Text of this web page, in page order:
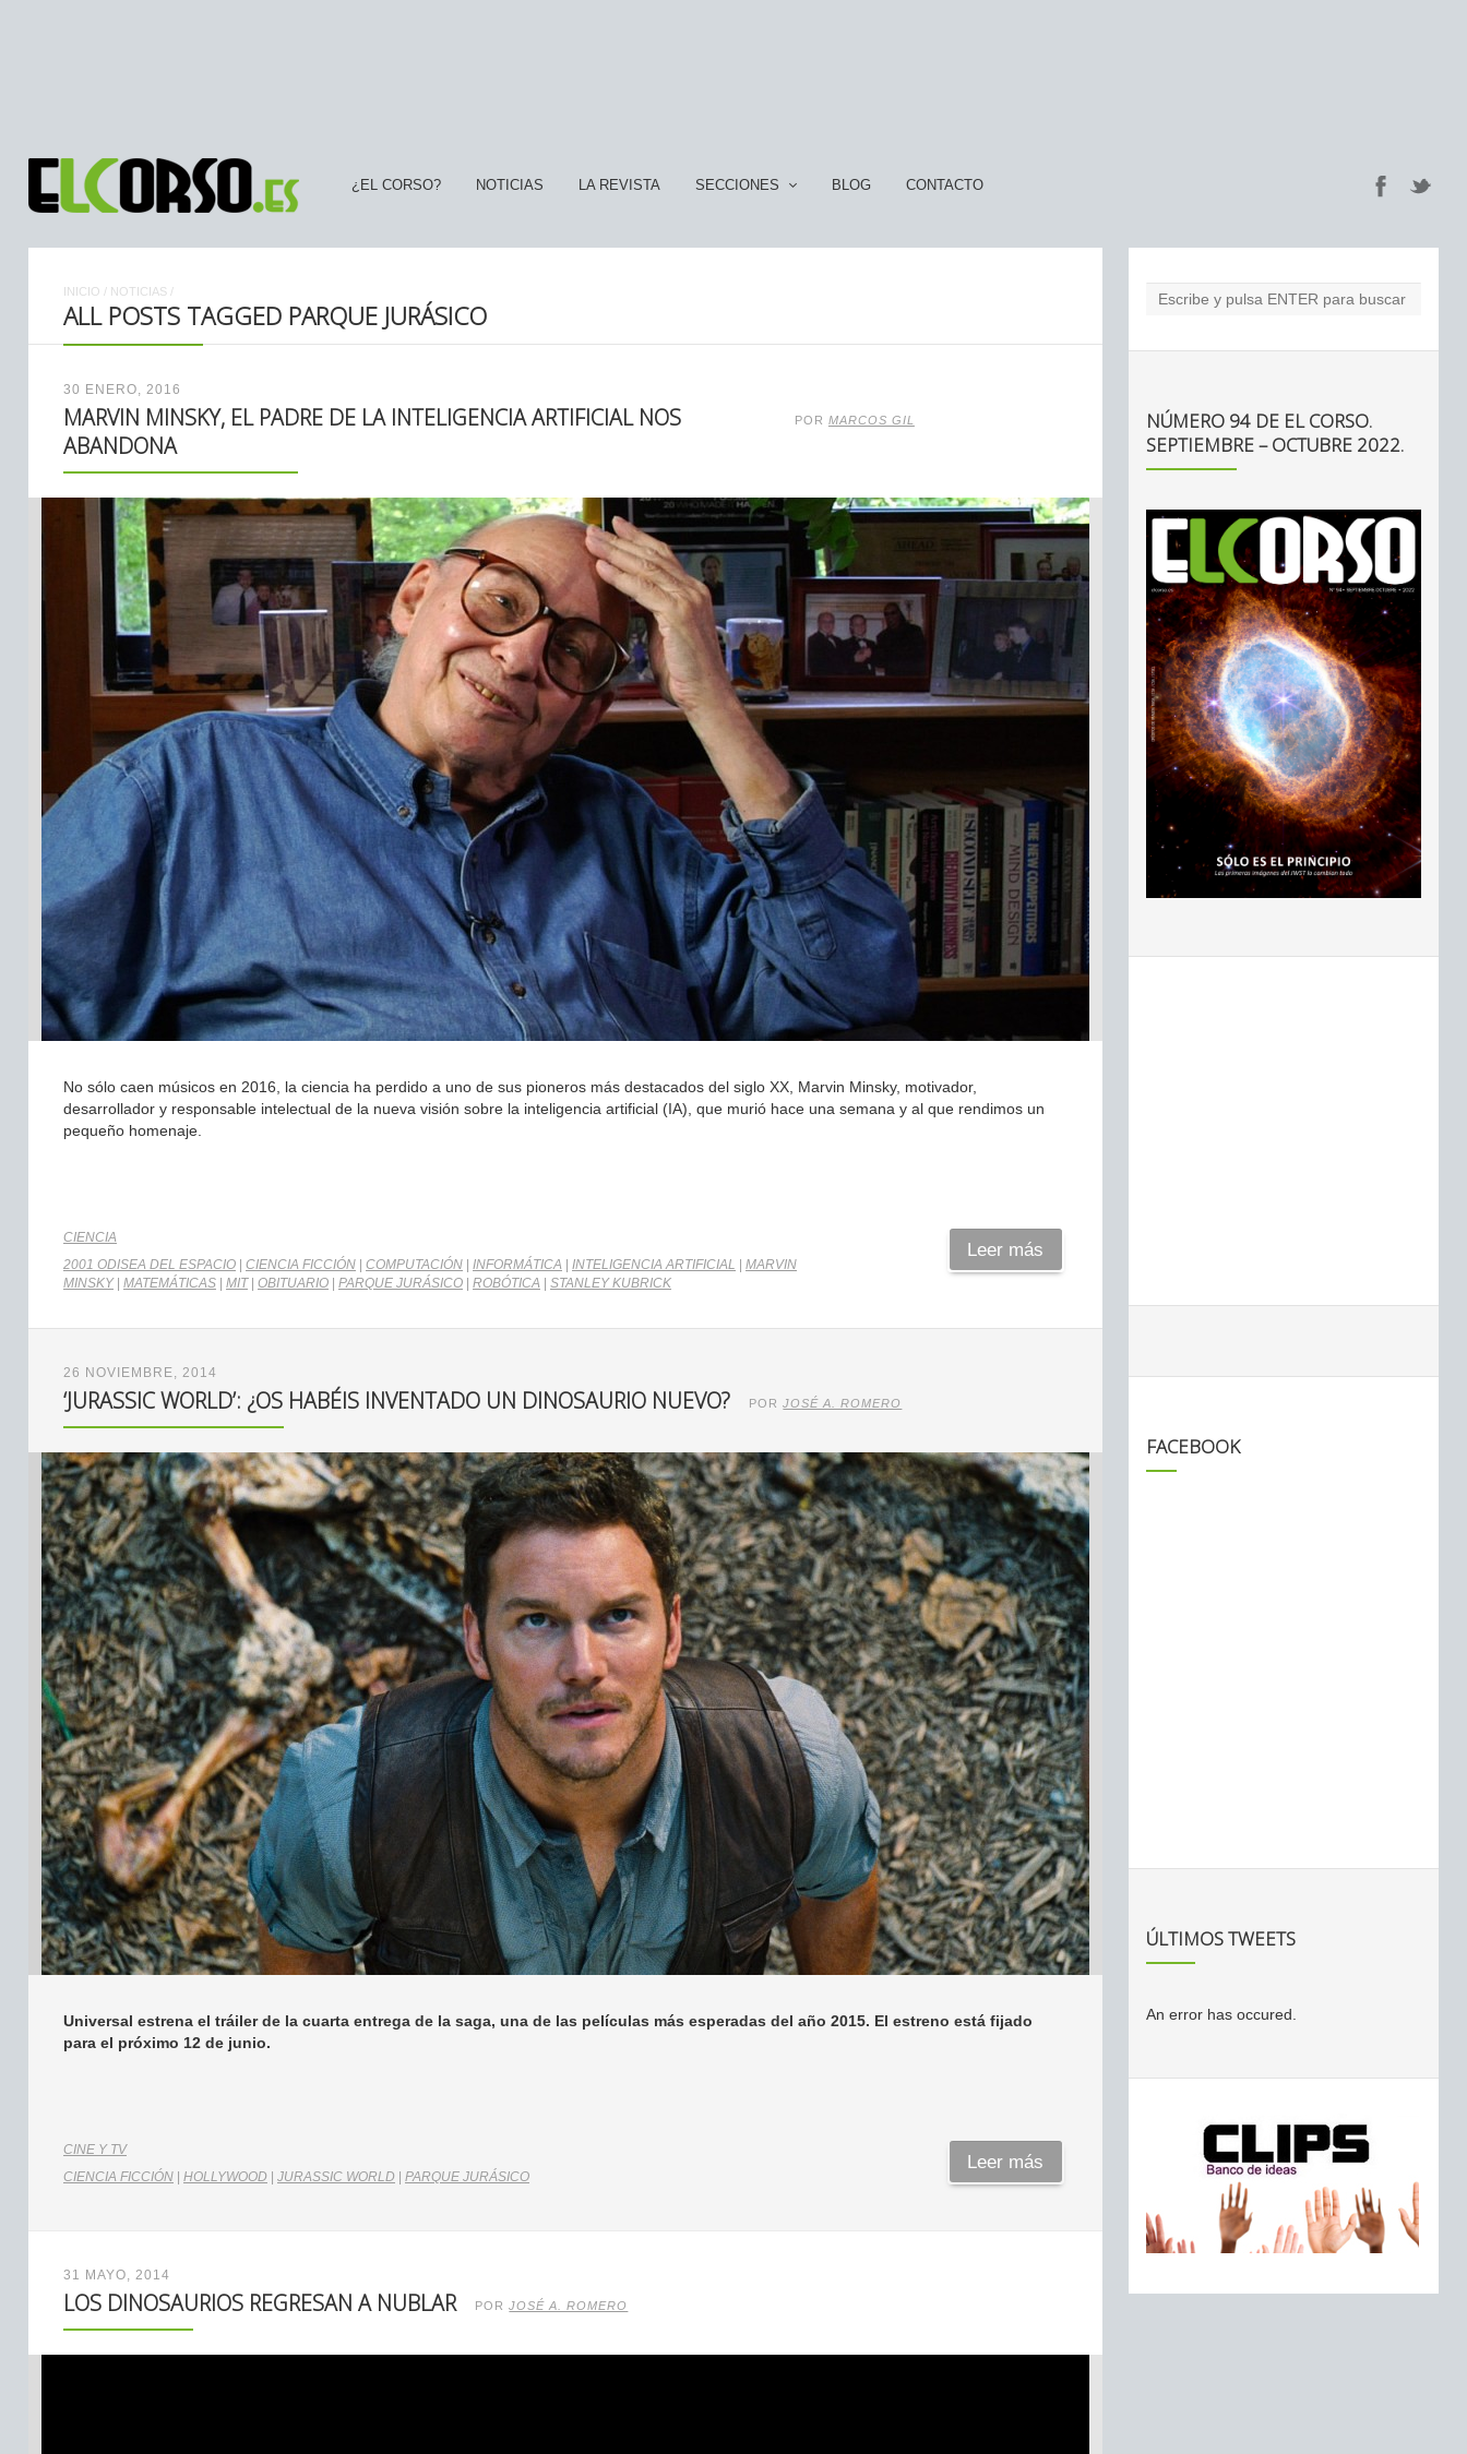
¿EL CORSO? NOTICIAS LA REVISTA SECCIONES BLOG CONTACTO
INICIO / NOTICIAS /
ALL POSTS TAGGED PARQUE JURÁSICO
30 ENERO, 2016
MARVIN MINSKY, EL PADRE DE LA INTELIGENCIA ARTIFICIAL NOS
ABANDONA
POR MARCOS GIL
No sólo caen músicos en 2016, la ciencia ha perdido a uno de sus pioneros más destacados del siglo XX, Marvin Minsky, motivador,
desarrollador y responsable intelectual de la nueva visión sobre la inteligencia artificial (IA), que murió hace una semana y al que rendimos un
pequeño homenaje.
CIENCIA
2001 ODISEA DEL ESPACIO
CIENCIA FICCIÓN COMPUTACIÓN INFORMÁTICA INTELIGENCIA ARTIFICIAL
MARVIN
MINSKY| MATEMÁTICAS MIT| OBITUARIO PARQUE JURÁSICO ROBÓTICA STANLEY KUBRICK
Leer más
26 NOVIEMBRE, 2014
‘JURASSIC WORLD’: ¿OS HABÉIS INVENTADO UN DINOSAURIO NUEVO? PORJOSÉ A. ROMERO
Universal estrena el tráiler de la cuarta entrega de la saga, una de las películas más esperadas del año 2015. El estreno está fijado
para el próximo 12 de junio.
CINE Y TV
CIENCIA FICCIÓN
HOLLYWOOD JURASSIC WORLD PARQUE JURÁSICO
Leer más
31 MAYO, 2014
LOS DINOSAURIOS REGRESAN A NUBLAR PORJOSÉ A. ROMERO
NÚMERO 94 DE EL CORSO.
SEPTIEMBRE – OCTUBRE 2022.
FACEBOOK
ÚLTIMOS TWEETS
An error has occured.